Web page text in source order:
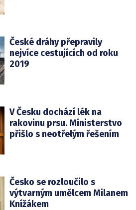
České dráhy přepravily
nejvíce cestujících od roku
2019
V Česku dochází lék na
rakovinu prsu. Ministerstvo
přišlo s neotřelým řešením
Česko se rozloučilo s
výtvarným umělcem Milanem
Knížákem